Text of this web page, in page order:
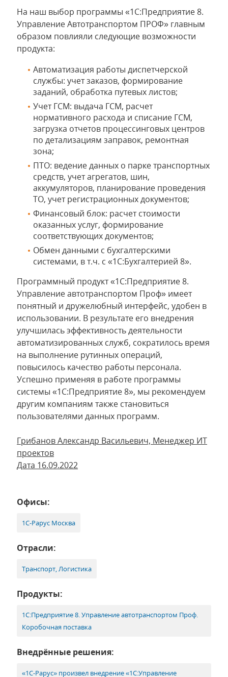
На наш выбор программы «1С:Предприятие 8.
Управление Автотранспортом ПРОФ» главным
образом повлияли следующие возможности
продукта:
Автоматизация работы диспетчерской
службы: учет заказов, формирование
заданий, обработка путевых листов;
Учет ГСМ: выдача ГСМ, расчет
нормативного расхода и списание ГСМ,
загрузка отчетов процессинговых центров
по детализациям заправок, ремонтная
зона;
ПТО: ведение данных о парке транспортных
средств, учет агрегатов, шин,
аккумуляторов, планирование проведения
ТО, учет регистрационных документов;
Финансовый блок: расчет стоимости
оказанных услуг, формирование
соответствующих документов;
Обмен данными с бухгалтерскими
системами, в т.ч. с «1С:Бухгалтерией 8».
Программный продукт «1С:Предприятие 8.
Управление автотранспортом Проф» имеет
понятный и дружелюбный интерфейс, удобен в
использовании. В результате его внедрения
улучшилась эффективность деятельности
автоматизированных служб, сократилось время
на выполнение рутинных операций,
повысилось качество работы персонала.
Успешно применяя в работе программы
системы «1С:Предприятие 8», мы рекомендуем
другим компаниям также становиться
пользователями данных программ.
Грибанов Александр Васильевич, Менеджер ИТ
проектов
Дата 16.09.2022
Офисы:
1С-Рарус Москва
Отрасли:
Транспорт, Логистика
Продукты:
1С:Предприятие 8. Управление автотранспортом Проф.
Коробочная поставка
Внедрённые решения:
«1С-Рарус» произвел внедрение «1С:Управление